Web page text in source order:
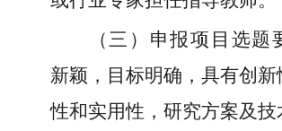
（三）申报项目选题
新颖，目标明确，具有创
性和实用性，研究方案及